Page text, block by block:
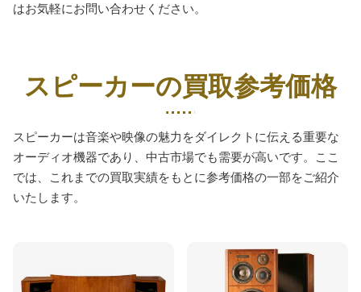
はお気軽にお問い合わせください。
スピーカーの買取参考価格
スピーカーは音楽や映像の魅力をダイレクトに伝える重要な
オーディオ機器であり、中古市場でも需要が高いです。ここ
では、これまでの買取実績をもとに参考価格の一部をご紹介
いたします。